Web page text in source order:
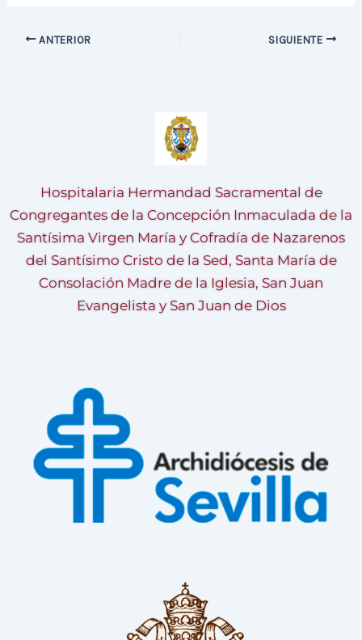
ANTERIOR SIGUIENTE
Hospitalaria Hermandad Sacramental de
Congregantes de la Concepción Inmaculada de la
Santísima Virgen María y Cofradía de Nazarenos
del Santísimo Cristo de la Sed, Santa María de
Consolación Madre de la Iglesia, San Juan
Evangelista y San Juan de Dios